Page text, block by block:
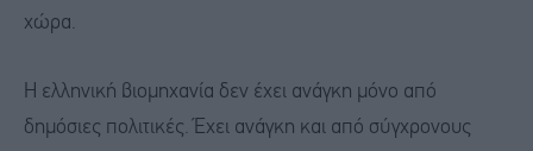
χώρα.
Η ελληνική βιομηχανία δεν έχει ανάγκη μόνο από
δημόσιες πολιτικές. Έχει ανάγκη και από σύγχρονους